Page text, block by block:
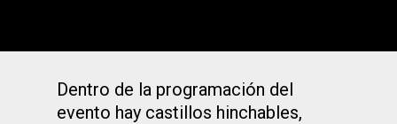
Dentro de la programación del
evento hay castillos hinchables,